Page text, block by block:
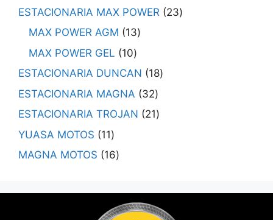
ESTACIONARIA MAX POWER
23
MAX POWER AGM
13
MAX POWER GEL
10
ESTACIONARIA DUNCAN
18
ESTACIONARIA MAGNA
32
ESTACIONARIA TROJAN
21
YUASA MOTOS
11
MAGNA MOTOS
16